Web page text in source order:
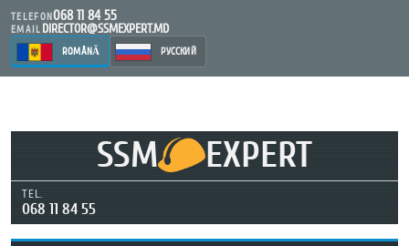
TELEFON068 11 84 55
EMAIL DIRECTOR@SSMEXPERT.MD
ROMÂNĂ РУССКИЙ
SSM EXPERT
TEL.
068 11 84 55